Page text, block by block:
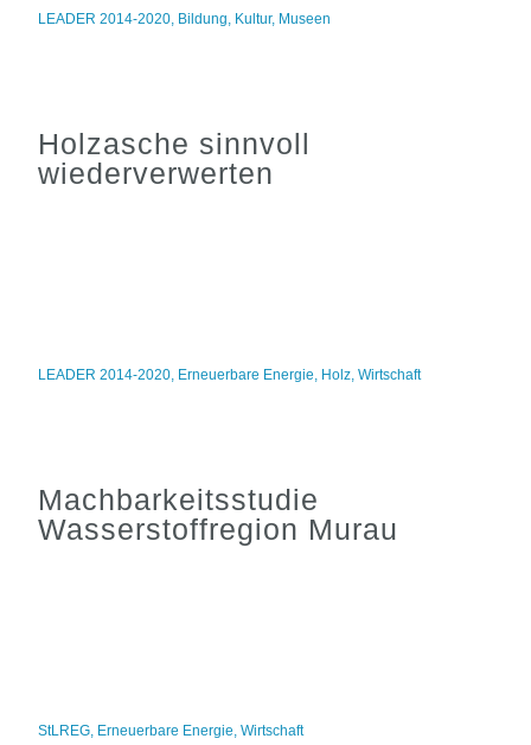
LEADER 2014-2020, Bildung, Kultur, Museen
Holzasche sinnvoll
wiederverwerten
LEADER 2014-2020, Erneuerbare Energie, Holz,Wirtschaft
Machbarkeitsstudie
Wasserstoffregion Murau
StLREG, Erneuerbare Energie,Wirtschaft